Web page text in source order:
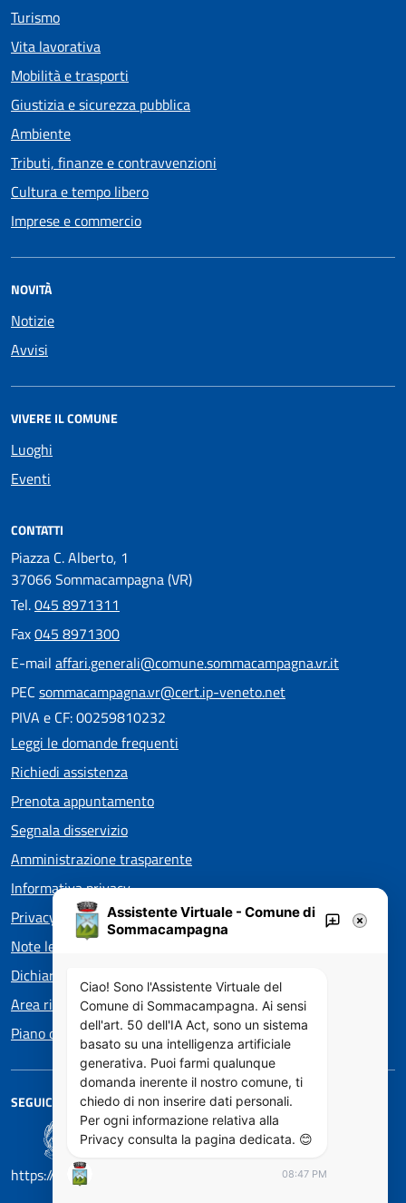
Turismo
Vita lavorativa
Mobilità e trasporti
Giustizia e sicurezza pubblica
Ambiente
Tributi, finanze e contravvenzioni
Cultura e tempo libero
Imprese e commercio
NOVITÀ
Notizie
Avvisi
VIVERE IL COMUNE
Luoghi
Eventi
CONTATTI
Piazza C. Alberto, 1
37066 Sommacampagna (VR)
Tel.045 8971311
Fax045 8971300
E-mail affari.generali@comune.sommacampagna.vr.it
PEC sommacampagna.vr@cert.ip-veneto.net
PIVA e CF: 00259810232
Leggi le domande frequenti
Richiedi assistenza
Prenota appuntamento
Segnala disservizio
Amministrazione trasparente
Informativa privacy
Privacy policy EOS
Note legali
Dichiarazione di accessibilità
Area riservata
Piano di Miglioramento dei servizi
SEGUICI SU
https://designers.italia.it/
Assistente Virtuale - Comune di
Sommacampagna
Ciao! Sono l'Assistente Virtuale del
Comune di Sommacampagna. Ai sensi
dell'art. 50 dell'IA Act, sono un sistema
basato su una intelligenza artificiale
generativa. Puoi farmi qualunque
domanda inerente il nostro comune, ti
chiedo di non inserire dati personali.
Per ogni informazione relativa alla
Privacy consulta la pagina dedicata. 😊
08:47 PM